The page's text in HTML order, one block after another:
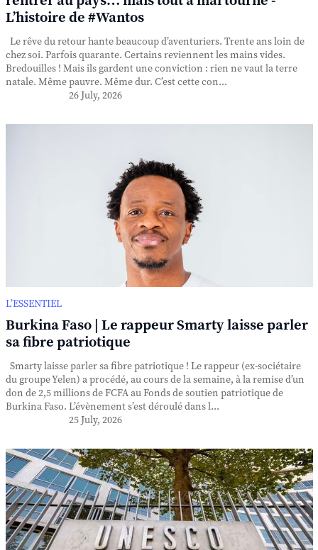
L’histoire de #Wantos
Le rêve du retour hante beaucoup d’aventuriers. Trente ans loin de
chez soi. Parfois quarante. Certains reviennent les mains vides.
Bredouilles ! Mais ils gardent une conviction : rien ne vaut la terre
natale. Même pauvre. Même dur. C’est cette con...
26 July, 2026
L’ESSENTIEL
Burkina Faso | Le rappeur Smarty laisse parler
sa fibre patriotique
Smarty laisse parler sa fibre patriotique ! Le rappeur (ex-sociétaire
du groupe Yelen) a procédé, au cours de la semaine, à la remise d’un
don de 2,5 millions de FCFA au Fonds de soutien patriotique de
Burkina Faso. L’évènement s’est déroulé dans l...
25 July, 2026